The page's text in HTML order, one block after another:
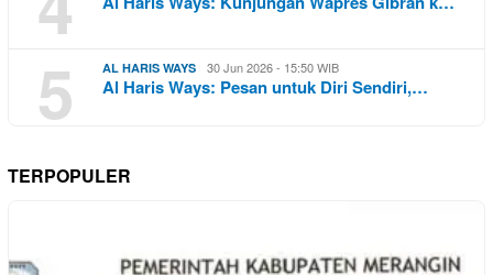
5 AL HARIS WAYS 30 Jun 2026 - 15:50 WIB
Al Haris Ways: Pesan untuk Diri Sendiri,…
TERPOPULER